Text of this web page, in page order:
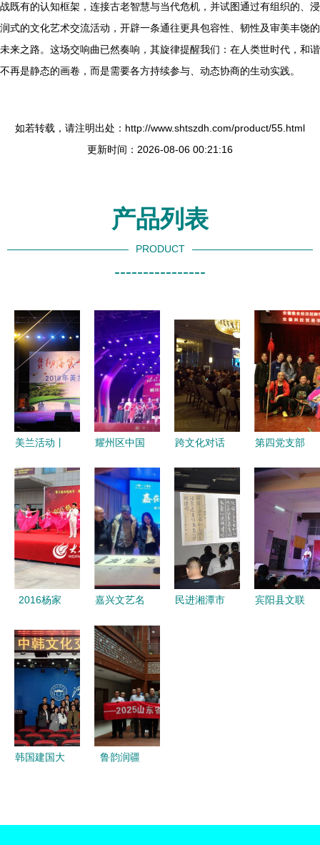
战既有的认知框架，连接古老智慧与当代危机，并试图通过有组织的、浸
润式的文化艺术交流活动，开辟一条通往更具包容性、韧性及审美丰饶的
未来之路。这场交响曲已然奏响，其旋律提醒我们：在人类世时代，和谐
不再是静态的画卷，而是需要各方持续参与、动态协商的生动实践。
如若转载，请注明出处：http://www.shtszdh.com/product/55.html
更新时间：2026-08-06 00:21:16
产品列表
PRODUCT
----------------
美兰活动丨
文化扶贫进
万家文艺晚
会与文化艺
术交流活动
圆满举办
耀州区中国
学校荣获铜
川市第25届
广场文化活
动优秀组织
奖，组织文
化艺术交流
跨文化对话
见——评点
中国当代艺
术展在伦敦
开幕与系列
文化艺术交
流活动
第四党支部
遗文艺展演
活动 坚定
文化自信
组织文化艺
术交流活动
2016杨家
文化活动隆
重开幕 缤
纷民俗演绎
文化新篇章
嘉兴文艺名
沟县 文化
交融的艺术
民进湘潭市
宾阳县文联
韩国建国大
鲁韵润疆